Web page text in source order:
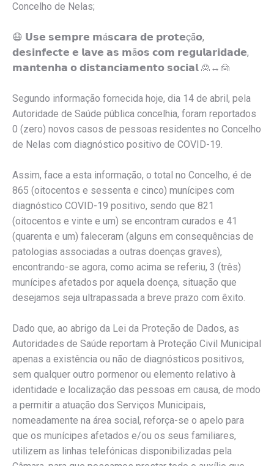
Concelho de Nelas;
😷 𝗨𝘀𝗲 𝘀𝗲𝗺𝗽𝗿𝗲 𝗺á𝘀𝗰𝗮𝗿𝗮 𝗱𝗲 𝗽𝗿𝗼𝘁𝗲çã𝗼,
𝗱𝗲𝘀𝗶𝗻𝗳𝗲𝗰𝘁𝗲 𝗲 𝗹𝗮𝘃𝗲 𝗮𝘀 𝗺ã𝗼𝘀 𝗰𝗼𝗺 𝗿𝗲𝗴𝘂𝗹𝗮𝗿𝗶𝗱𝗮𝗱𝗲,
𝗺𝗮𝗻𝘁𝗲𝗻𝗵𝗮 𝗼 𝗱𝗶𝘀𝘁𝗮𝗻𝗰𝗶𝗮𝗺𝗲𝗻𝘁𝗼 𝘀𝗼𝗰𝗶𝗮𝗹 🙎↔️🙍
Segundo informação fornecida hoje, dia 14 de abril, pela
Autoridade de Saúde pública concelhia, foram reportados
0 (zero) novos casos de pessoas residentes no Concelho
de Nelas com diagnóstico positivo de COVID-19.
Assim, face a esta informação, o total no Concelho, é de
865 (oitocentos e sessenta e cinco) munícipes com
diagnóstico COVID-19 positivo, sendo que 821
(oitocentos e vinte e um) se encontram curados e 41
(quarenta e um) faleceram (alguns em consequências de
patologias associadas a outras doenças graves),
encontrando-se agora, como acima se referiu, 3 (três)
munícipes afetados por aquela doença, situação que
desejamos seja ultrapassada a breve prazo com êxito.
Dado que, ao abrigo da Lei da Proteção de Dados, as
Autoridades de Saúde reportam à Proteção Civil Municipal
apenas a existência ou não de diagnósticos positivos,
sem qualquer outro pormenor ou elemento relativo à
identidade e localização das pessoas em causa, de modo
a permitir a atuação dos Serviços Municipais,
nomeadamente na área social, reforça-se o apelo para
que os munícipes afetados e/ou os seus familiares,
utilizem as linhas telefónicas disponibilizadas pela